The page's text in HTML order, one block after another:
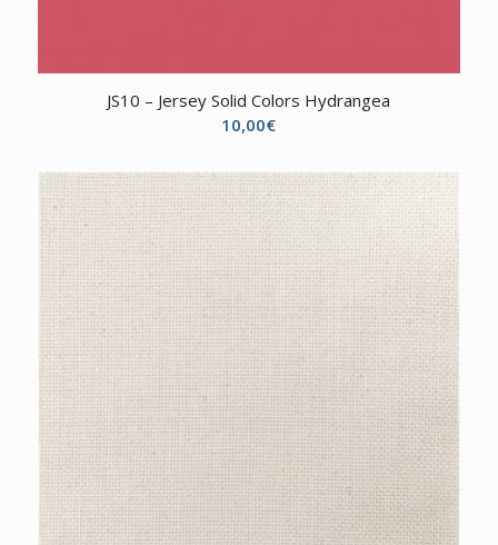
JS10 – Jersey Solid Colors Hydrangea
10,00€